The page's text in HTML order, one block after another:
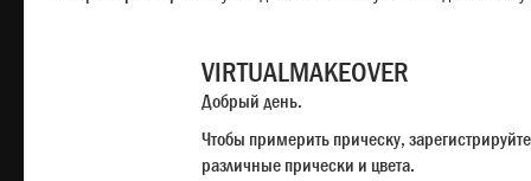
VIRTUALMAKEOVER
Добрый день.
Чтобы примерить прическу,
различные прически и цвета.